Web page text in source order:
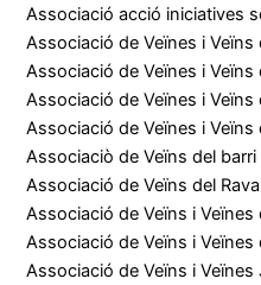
Associació acció iniciatives
Associació de Veïnes i Veïns
Associació de Veïnes i
Associació de Veïnes i Veïns
Associació de Veïnes i Veïns
Associaciò de Veïns del
Associació de Veïns del
Associació de Veïns i Veïnes
Associació de Veïns i Veïnes
Associació de Veïns i